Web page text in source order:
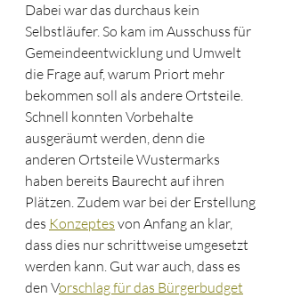
Dabei war das durchaus kein
Selbstläufer. So kam im Ausschuss für
Gemeindeentwicklung und Umwelt
die Frage auf, warum Priort mehr
bekommen soll als andere Ortsteile.
Schnell konnten Vorbehalte
ausgeräumt werden, denn die
anderen Ortsteile Wustermarks
haben bereits Baurecht auf ihren
Plätzen. Zudem war bei der Erstellung
des Konzeptes von Anfang an klar,
dass dies nur schrittweise umgesetzt
werden kann. Gut war auch, dass es
den Vorschlag für das Bürgerbudget